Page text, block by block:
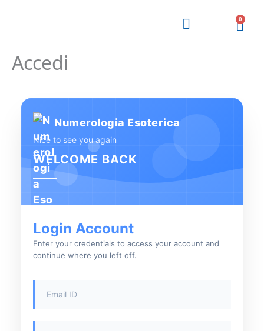
0
Accedi
Numerologia Esoterica
Nice to see you again
WELCOME BACK
Login Account
Enter your credentials to access your account and
continue where you left off.